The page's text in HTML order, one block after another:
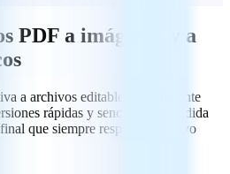
PDF a imágenes y a
a archivos editables y fácilmente
rápidas y sencillas sin pérdida
que siempre respeta el archivo